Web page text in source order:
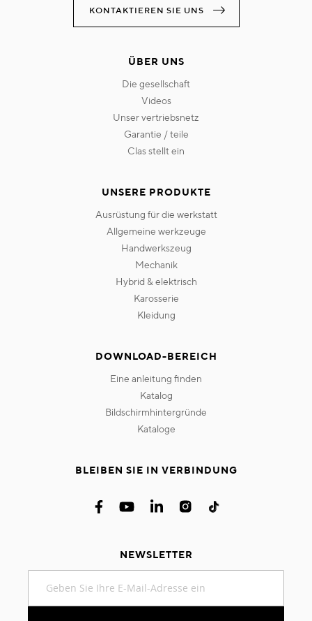
KONTAKTIEREN SIE UNS
ÜBER UNS
die gesellschaft
videos
unser vertriebsnetz
garantie / teile
clas stellt ein
UNSERE PRODUKTE
ausrüstung für die werkstatt
allgemeine werkzeuge
handwerkszeug
mechanik
hybrid & elektrisch
karosserie
kleidung
DOWNLOAD-BEREICH
eine anleitung finden
katalog
bildschirmhintergründe
kataloge
BLEIBEN SIE IN VERBINDUNG
NEWSLETTER
sich